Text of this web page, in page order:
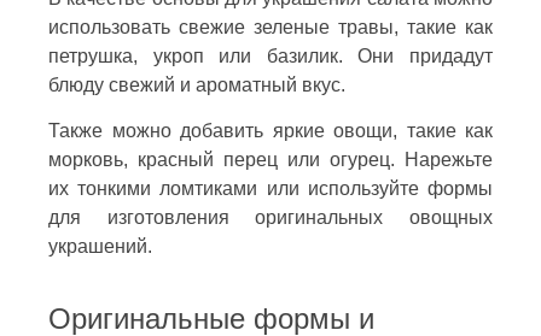
использовать свежие зеленые травы, такие как
петрушка, укроп или базилик. Они придадут
блюду свежий и ароматный вкус.
Также можно добавить яркие овощи, такие как
морковь, красный перец или огурец. Нарежьте
их тонкими ломтиками или используйте формы
для изготовления оригинальных овощных
украшений.
Оригинальные формы и